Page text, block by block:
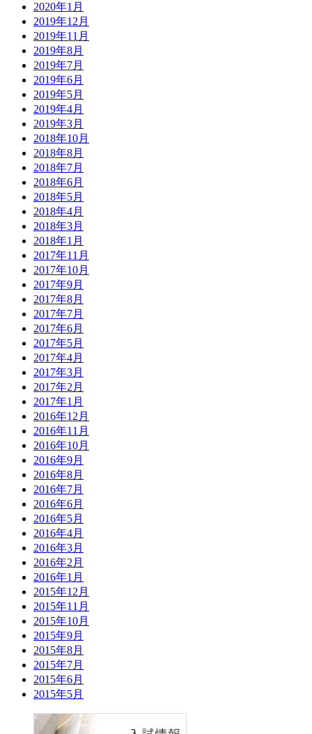
2020年1月
2019年12月
2019年11月
2019年8月
2019年7月
2019年6月
2019年5月
2019年4月
2019年3月
2018年10月
2018年8月
2018年7月
2018年6月
2018年5月
2018年4月
2018年3月
2018年1月
2017年11月
2017年10月
2017年9月
2017年8月
2017年7月
2017年6月
2017年5月
2017年4月
2017年3月
2017年2月
2017年1月
2016年12月
2016年11月
2016年10月
2016年9月
2016年8月
2016年7月
2016年6月
2016年5月
2016年4月
2016年3月
2016年2月
2016年1月
2015年12月
2015年11月
2015年10月
2015年9月
2015年8月
2015年7月
2015年6月
2015年5月